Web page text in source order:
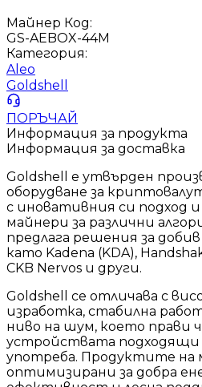
Майнер Код:
GS-AEBOX-44M
Категория:
Aleo
Goldshell
ПОРЪЧАЙ
Информация за продукта
Информация за доставка
Goldshell е утвърден
оборудване за
с иновативния си подход
майнери за различни
предлага решения за
като Kadena (KDA),
CKB Nervos и други.
Goldshell се отличава с
изработка, стабилна
ниво на шум, което прави
устройствата подходящи
употреба. Продуктите на
оптимизирани за добра